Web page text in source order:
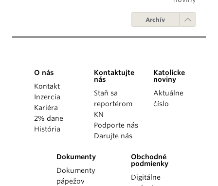
Archív
O nás
Kontakt
Inzercia
Kariéra
2% dane
História
Kontaktujte
nás
Staň sa
reportérom
KN
Podporte nás
Darujte nás
Katolícke
noviny
Aktuálne
číslo
Dokumenty
Dokumenty
pápežov
Obchodné
podmienky
Digitálne